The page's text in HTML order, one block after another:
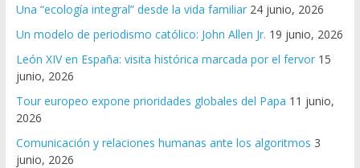
Una “ecología integral” desde la vida familiar 24 junio, 2026
Un modelo de periodismo católico: John Allen Jr. 19 junio, 2026
León XIV en España: visita histórica marcada por el fervor 15
junio, 2026
Tour europeo expone prioridades globales del Papa 11 junio,
2026
Comunicación y relaciones humanas ante los algoritmos 3
junio, 2026